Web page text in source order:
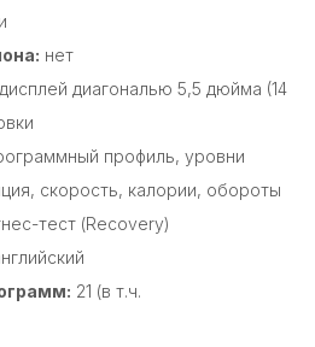
нет
диагональю 5,5 дюйма (14
профиль, уровни
скорость, калории, обороты
тест (Recovery)
21 (в т.ч.